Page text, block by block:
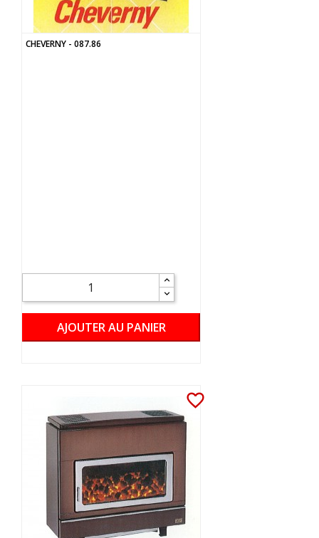
CHEVERNY - 087.86
AJOUTER AU PANIER
favorite_border